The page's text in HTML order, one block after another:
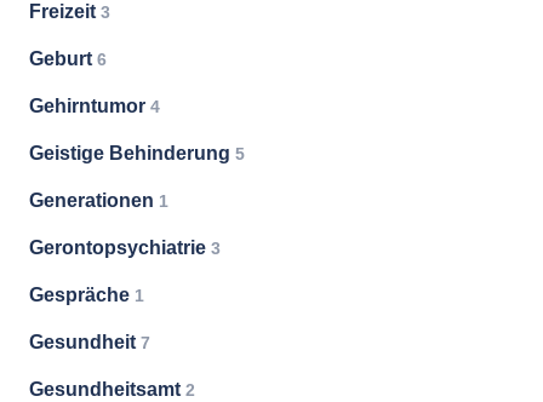
Freizeit 3
Geburt 6
Gehirntumor 4
Geistige Behinderung 5
Generationen 1
Gerontopsychiatrie 3
Gespräche 1
Gesundheit 7
Gesundheitsamt 2